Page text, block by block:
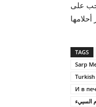
على
TAGS
Sarp
И в
السييء